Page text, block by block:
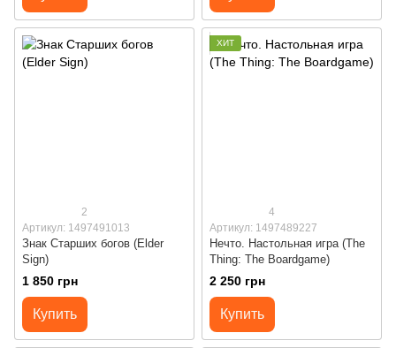
2
Артикул: 1497491013
Знак Старших богов (Elder
Sign)
1 850 грн
Купить
ХИТ
4
Артикул: 1497489227
Нечто. Настольная игра (The
Thing: The Boardgame)
2 250 грн
Купить